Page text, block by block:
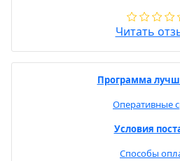
Читать
Программа
Оперативные
Условия
Способы